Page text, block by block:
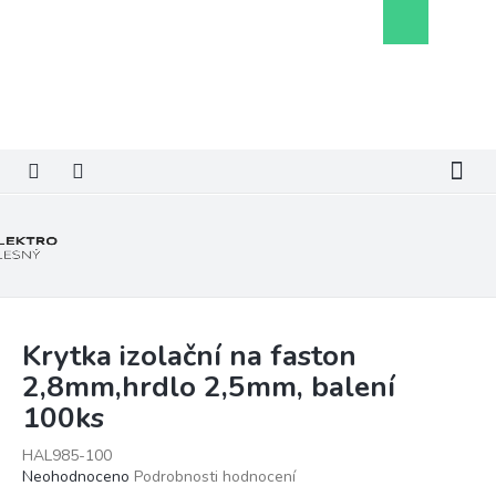
košík
Krytka izolační na faston
2,8mm,hrdlo 2,5mm, balení
100ks
HAL985-100
Průměrné
Neohodnoceno Podrobnosti hodnocení